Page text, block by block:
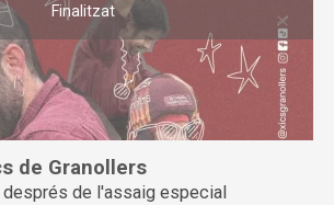
Finalitzat
de Granollers
després de l'assaig especial